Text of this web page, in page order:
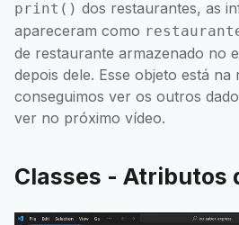
print() dos restaurantes, as
apareceram como
de restaurante armazenado no
depois dele. Esse objeto está na
conseguimos ver os outros
ver no próximo vídeo.
Classes - Atributos